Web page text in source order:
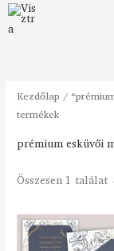
Skip
to
Kezdőlap /
termékek
prémium esküvői
Összesen 1 találat